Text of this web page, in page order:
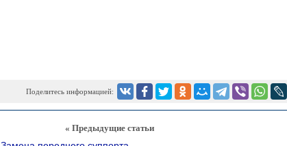
Поделитесь информацией:
« Предыдущие статьи